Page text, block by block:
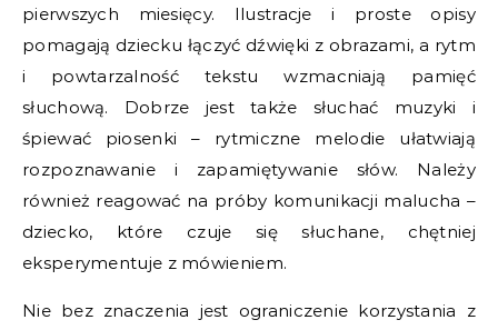
pierwszych miesięcy. Ilustracje i proste opisy
pomagają dziecku łączyć dźwięki z obrazami, a rytm
i powtarzalność tekstu wzmacniają pamięć
słuchową. Dobrze jest także słuchać muzyki i
śpiewać piosenki – rytmiczne melodie ułatwiają
rozpoznawanie i zapamiętywanie słów. Należy
również reagować na próby komunikacji malucha –
dziecko, które czuje się słuchane, chętniej
eksperymentuje z mówieniem.
Nie bez znaczenia jest ograniczenie korzystania z